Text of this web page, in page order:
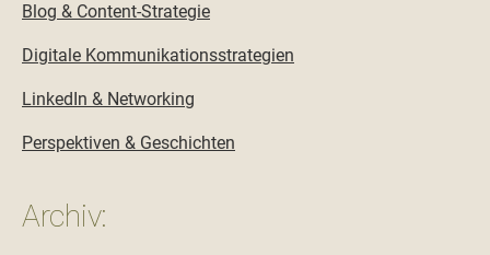
Blog & Content-Strategie
Digitale Kommunikationsstrategien
LinkedIn & Networking
Perspektiven & Geschichten
Archiv: